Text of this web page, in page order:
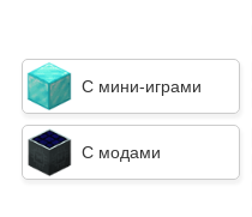
С мини-играми
С модами